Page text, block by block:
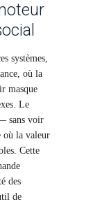
systèmes,
où la
masque
Le
sans voir
où la valeur
Cette
des
de